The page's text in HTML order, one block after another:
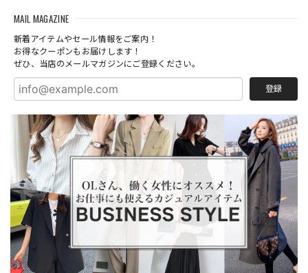
MAIL MAGAZINE
新着アイテムやセール情報をご案内！
お得なクーポンもお届けします！
ぜひ、当店のメールマガジンにご登録ください。
登録